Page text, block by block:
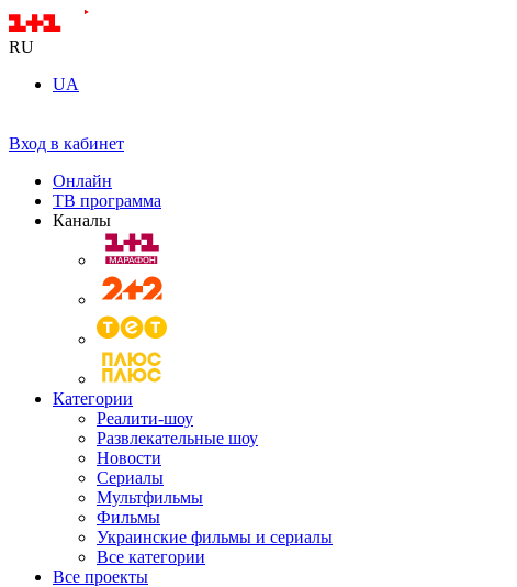
RU
UA
Вход в кабинет
Онлайн
ТВ программа
Каналы
Категории
Реалити-шоу
Развлекательные шоу
Новости
Сериалы
Мультфильмы
Фильмы
Украинские фильмы и сериалы
Все категории
Все проекты